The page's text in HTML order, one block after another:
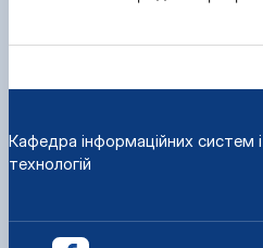
Кафедра інформаційних систем і
технологій